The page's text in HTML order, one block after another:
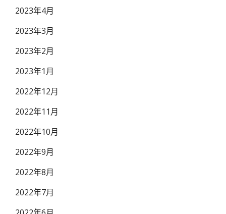
2023年4月
2023年3月
2023年2月
2023年1月
2022年12月
2022年11月
2022年10月
2022年9月
2022年8月
2022年7月